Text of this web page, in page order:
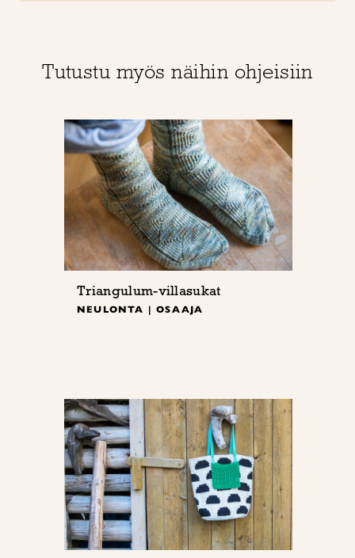
Tutustu myös näihin ohjeisiin
Triangulum-villasukat
NEULONTA | OSAAJA